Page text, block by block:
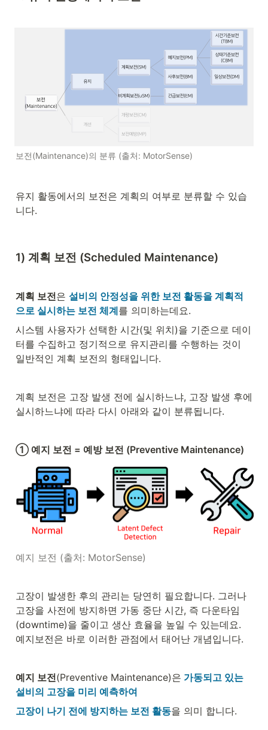
보전(Maintenance)의 분류 (출처: MotorSense)
유지 활동에서의 보전은 계획의 여부로 분류할 수 있습
니다.
1) 계획 보전 (Scheduled Maintenance)
계획 보전은 설비의 안정성을 위한 보전 활동을 계획적
으로 실시하는 보전 체계를 의미하는데요.
시스템 사용자가 선택한 시간(및 위치)을 기준으로 데이
터를 수집하고 정기적으로 유지관리를 수행하는 것이
일반적인 계획 보전의 형태입니다.
계획 보전은 고장 발생 전에 실시하느냐, 고장 발생 후에
실시하느냐에 따라 다시 아래와 같이 분류됩니다.
① 예지 보전 = 예방 보전 (Preventive Maintenance)
예지 보전 (출처: MotorSense)
고장이 발생한 후의 관리는 당연히 필요합니다. 그러나
고장을 사전에 방지하면 가동 중단 시간, 즉 다운타임
(downtime)을 줄이고 생산 효율을 높일 수 있는데요.
예지보전은 바로 이러한 관점에서 태어난 개념입니다.
예지 보전(Preventive Maintenance)은 가동되고 있는
설비의 고장을 미리 예측하여
고장이 나기 전에 방지하는 보전 활동을 의미 합니다.